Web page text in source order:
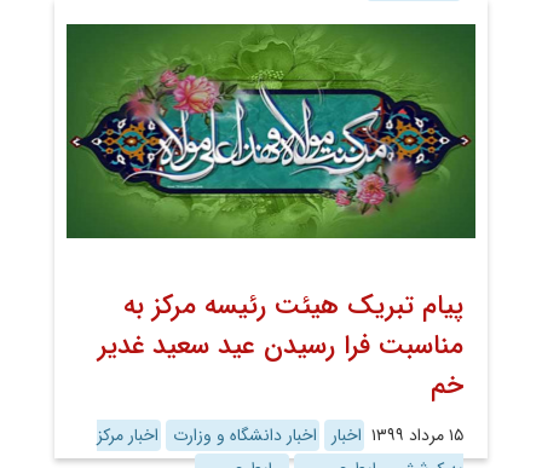
پیام تبریک هیئت رئیسه مرکز به
مناسبت فرا رسیدن عید سعید غدیر
خم
۱۵ مرداد ۱۳۹۹ اخبار اخبار دانشگاه و وزارت
اخبار مرکز